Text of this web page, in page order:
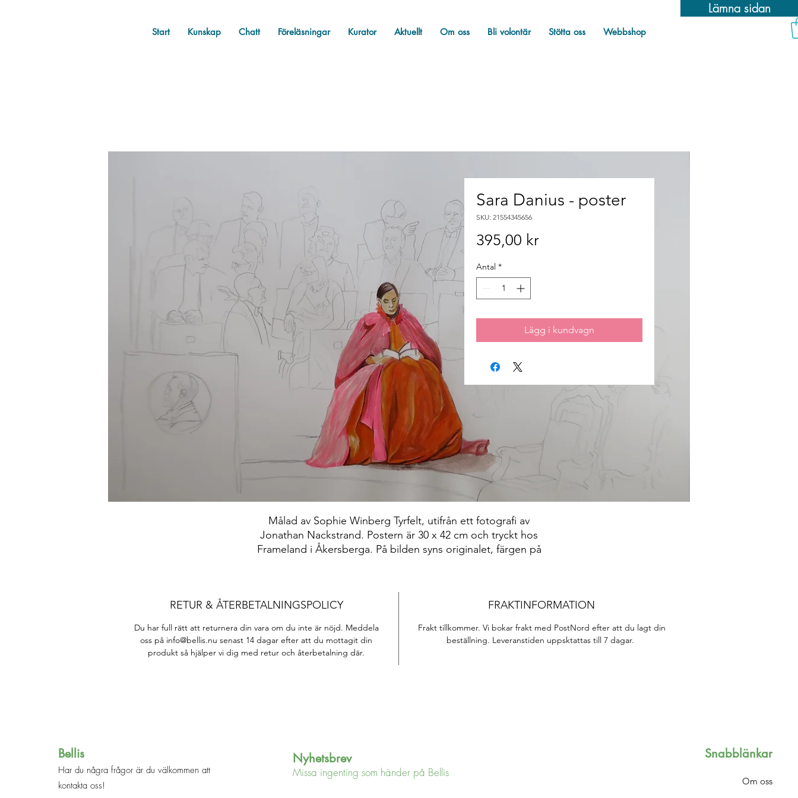
Lämna sidan
Start Kunskap Chatt Föreläsningar Kurator Aktuellt Om oss Bli volontär Stötta oss Webbshop
Sara Danius - poster
SKU: 21554345656
395,00 krPris
Antal *
Lägg i kundvagn
Målad av Sophie Winberg Tyrfelt, utifrån ett fotografi av
Jonathan Nackstrand. Postern är 30 x 42 cm och tryckt hos
Frameland i Åkersberga. På bilden syns originalet, färgen på
RETUR & ÅTERBETALNINGSPOLICY
Du har full rätt att returnera din vara om du inte är nöjd. Meddela
oss på info@bellis.nu senast 14 dagar efter att du mottagit din
produkt så hjälper vi dig med retur och återbetalning där.
FRAKTINFORMATION
Frakt tillkommer. Vi bokar frakt med PostNord efter att du lagt din
beställning. Leveranstiden uppsktattas till 7 dagar.
Bellis
Har du några frågor är du välkommen att
kontakta oss!
Nyhetsbrev
Missa ingenting som händer på Bellis
Snabblänkar
Om oss